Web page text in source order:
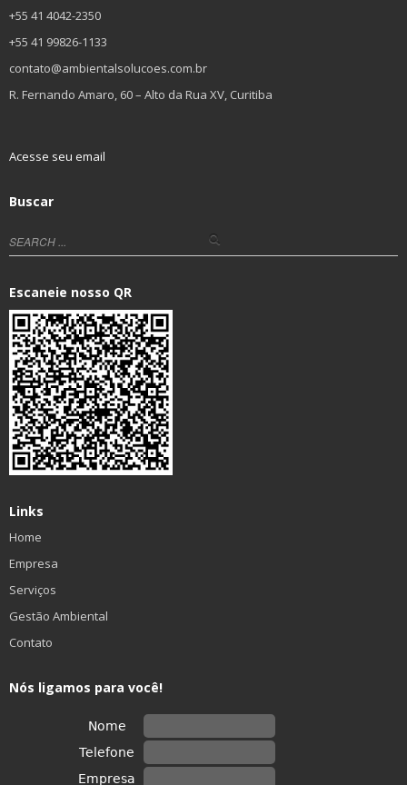
+55 41 4042-2350
+55 41 99826-1133
contato@ambientalsolucoes.com.br
R. Fernando Amaro, 60 – Alto da Rua XV, Curitiba
Acesse seu email
Buscar
Escaneie nosso QR
Links
Home
Empresa
Serviços
Gestão Ambiental
Contato
Nós ligamos para você!